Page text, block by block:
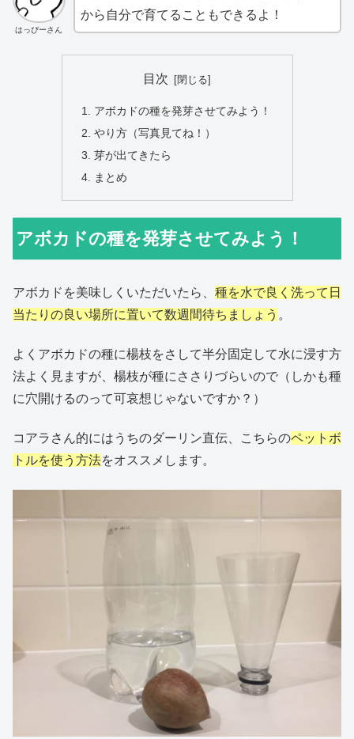
はっぴーさん
から自分で育てることもできるよ！
目次
アボカドの種を発芽させてみよう！
やり方（写真見てね！）
芽が出てきたら
まとめ
アボカドの種を発芽させてみよう！
アボカドを美味しくいただいたら、 種を水で良く洗って日
当たりの良い場所に置いて数週間待ちましょう 。
よくアボカドの種に楊枝をさして半分固定して水に浸す方
法よく見ますが、楊枝が種にささりづらいので（しかも種
に穴開けるのって可哀想じゃないですか？）
コアラさん的にはうちのダーリン直伝、こちらのペットボ
トルを使う方法をオススメします。